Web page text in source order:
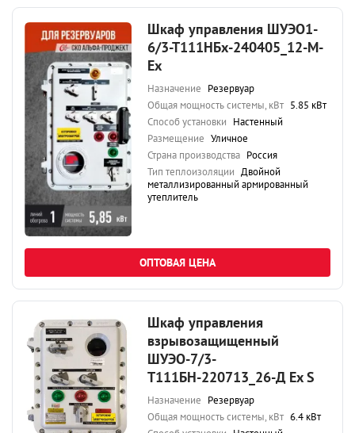
Шкаф управления ШУЭО1-
6/3-Т111НБх-240405_12-М-
Ех
Назначение Резервуар
Общая мощность системы, кВт 5.85 кВт
Способ установки Настенный
Размещение Уличное
Страна производства Россия
Тип теплоизоляции Двойной
металлизированный армированный
утеплитель
ОПТОВАЯ ЦЕНА
Шкаф управления
взрывозащищенный
ШУЭО-7/3-
Т111БН-220713_26-Д Ex S
Назначение Резервуар
Общая мощность системы, кВт 6.4 кВт